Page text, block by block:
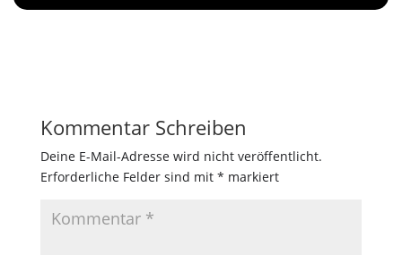
Kommentar Schreiben
Deine E-Mail-Adresse wird nicht veröffentlicht.
Erforderliche Felder sind mit * markiert